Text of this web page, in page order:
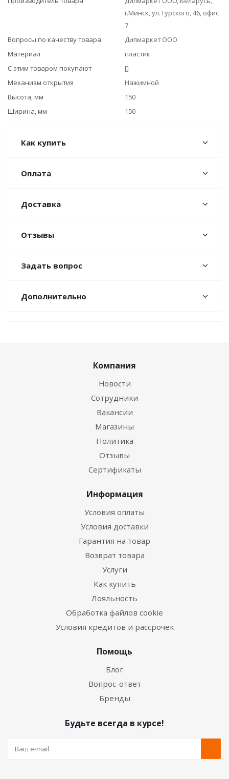
г.Минск, ул. Гурского, 46, офис
7
Вопросы по качеству товара
Дилмаркет ООО
Материал
пластик
С этим товаром покупают
[]
Механизм открытия
Нажимной
Высота, мм
150
Ширина, мм
150
Как купить
Оплата
Доставка
Отзывы
Задать вопрос
Дополнительно
Компания
Новости
Сотрудники
Вакансии
Магазины
Политика
Отзывы
Сертификаты
Информация
Условия оплаты
Условия доставки
Гарантия на товар
Возврат товара
Услуги
Как купить
Лояльность
Обработка файлов cookie
Условия кредитов и рассрочек
Помощь
Блог
Вопрос-ответ
Бренды
Будьте всегда в курсе!